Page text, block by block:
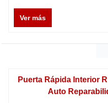
Ver más
Puerta Rápida Interior
Auto